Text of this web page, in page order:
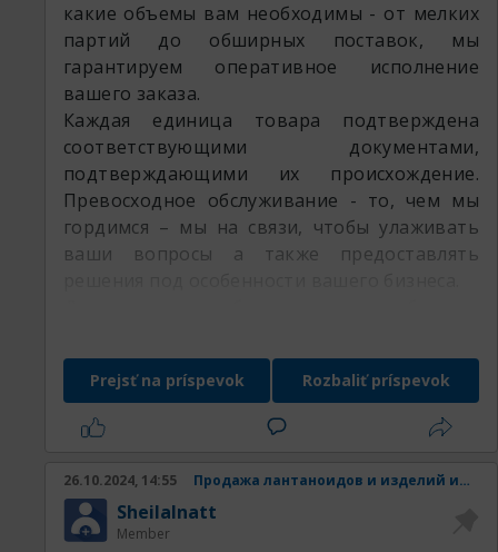
какие объемы вам необходимы - от мелких
партий до обширных поставок, мы
гарантируем оперативное исполнение
вашего заказа.
Каждая единица товара подтверждена
соответствующими документами,
подтверждающими их происхождение.
Превосходное обслуживание - то, чем мы
гордимся – мы на связи, чтобы улаживать
ваши вопросы а также предоставлять
в множестве наших преимуществ
оставляемая продукция:
Prejsť na príspevok Rozbaliť príspevok
26.10.2024, 14:55 Продажа лантаноидов и изделий из них.
SheilaInatt
Member